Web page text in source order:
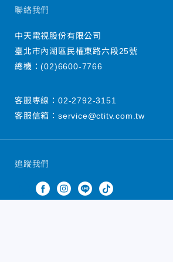
追蹤我們
聯絡我們
中天電視股份有限公司
臺北市內湖區民權東路六段25號
總機：(02)6600-7766
客服專線： 02-2792-3151
客服信箱： service@ctitv.com.tw